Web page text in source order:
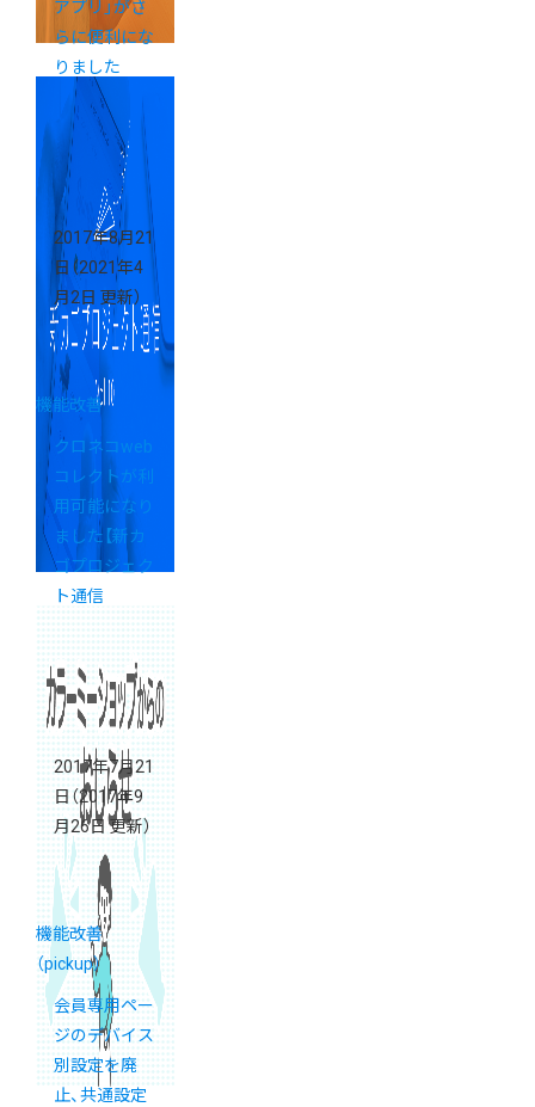
アプリ」がさ
らに便利にな
りました
2017年8月21
日 （2021年4
月2日 更新）
機能改善
クロネコweb
コレクトが利
用可能になり
ました【新カ
ゴプロジェク
ト通信
Vol.10】
2017年7月21
日（2017年9
月26日 更新）
機能改善
（pickup）
会員専用ペー
ジのデバイス
別設定を廃
止、共通設定